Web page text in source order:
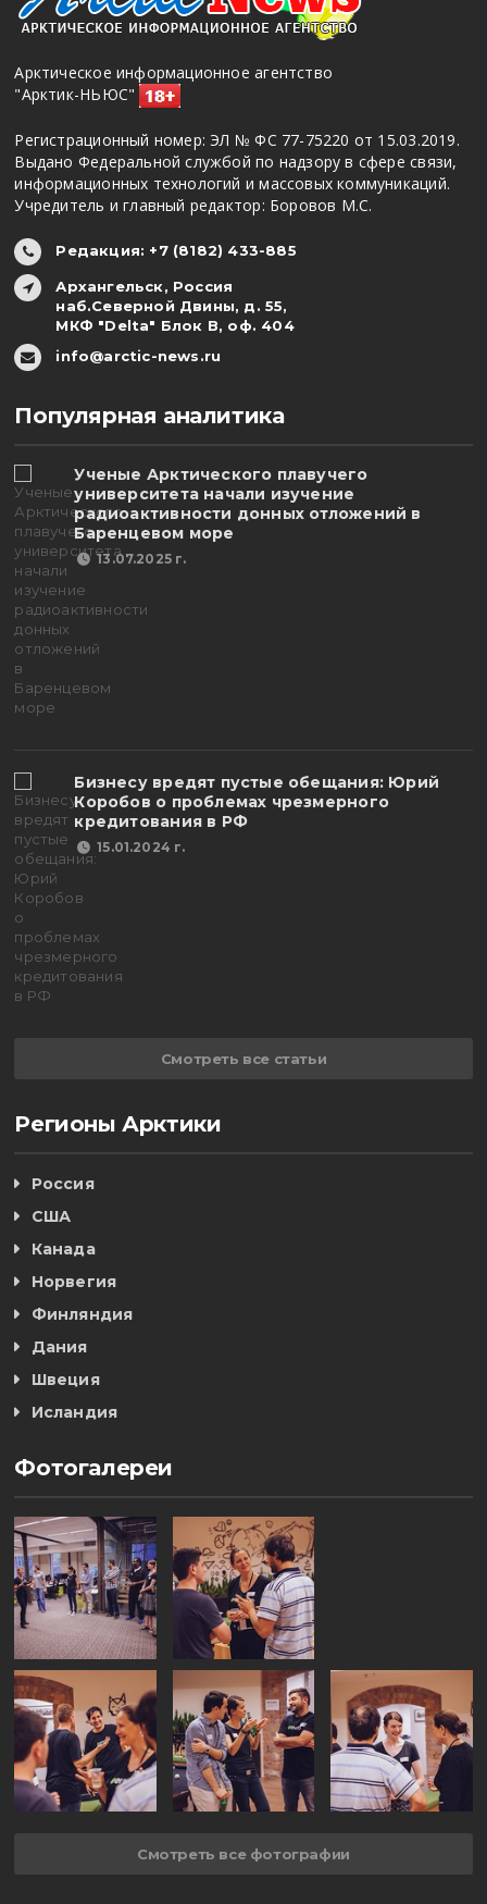
Арктическое информационное агентство
"Арктик-НЬЮС"
Регистрационный номер: ЭЛ № ФС 77-75220 от 15.03.2019.
Выдано Федеральной службой по надзору в сфере связи,
информационных технологий и массовых коммуникаций.
Учредитель и главный редактор: Боровов М.С.
Редакция: +7 (8182) 433-885
Архангельск, Россия
наб.Северной Двины, д. 55,
МКФ "Delta" Блок В, оф. 404
info@arctic-news.ru
Популярная аналитика
Ученые Арктического плавучего
университета начали изучение
радиоактивности донных отложений в
Баренцевом море
13.07.2025 г.
Бизнесу вредят пустые обещания: Юрий
Коробов о проблемах чрезмерного
кредитования в РФ
15.01.2024 г.
Смотреть все статьи
Регионы Арктики
Россия
США
Канада
Норвегия
Финляндия
Дания
Швеция
Исландия
Фотогалереи
Смотреть все фотографии